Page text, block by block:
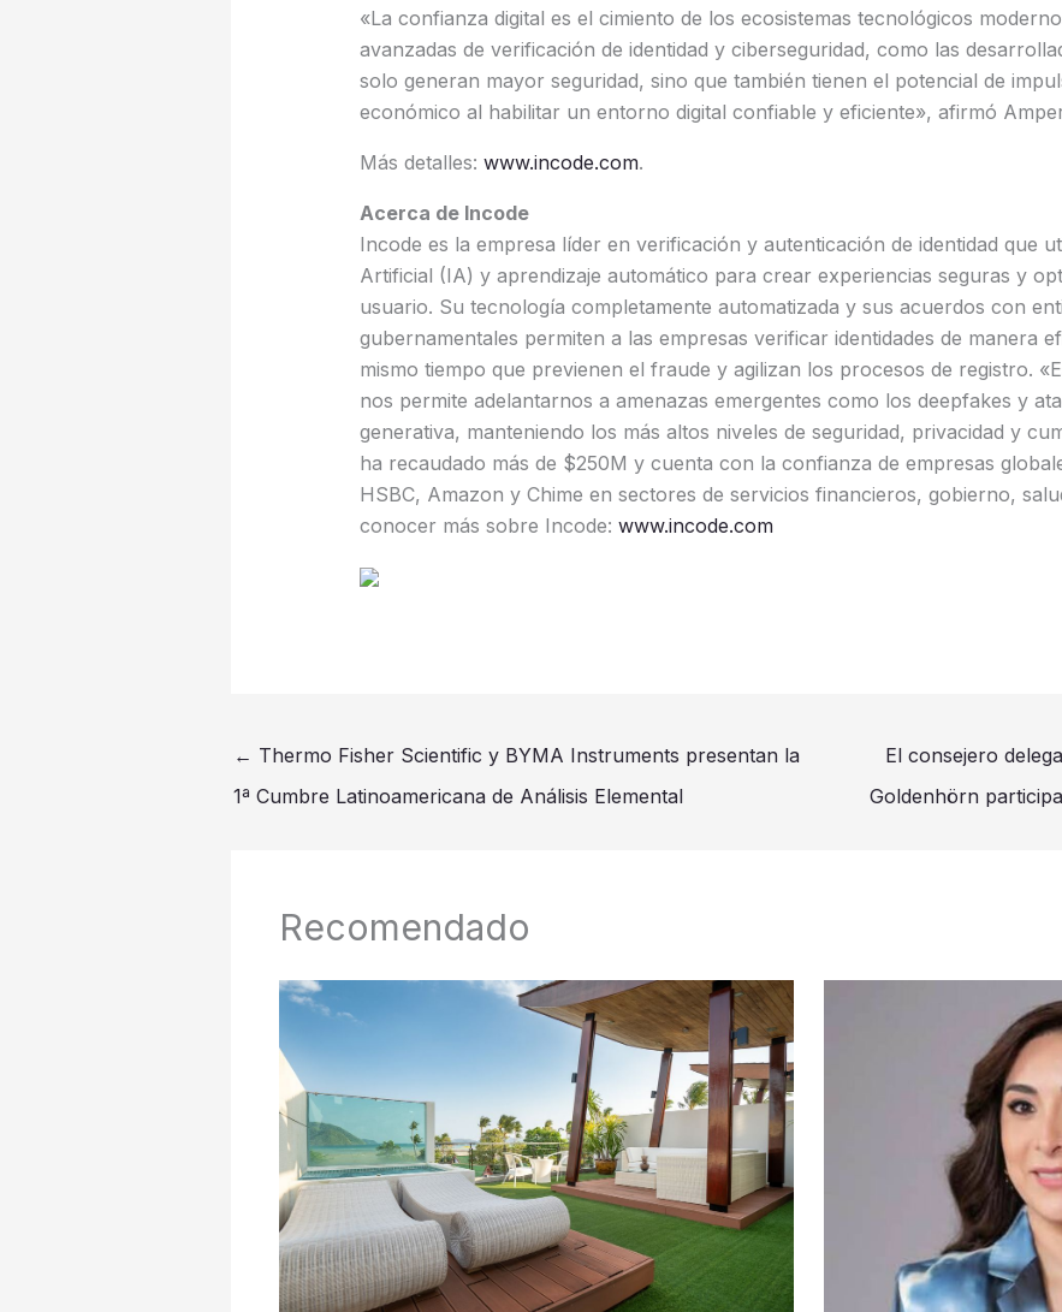
«La confianza digital es el cimiento de los ecosistemas tecnológicos
avanzadas de verificación de identidad y ciberseguridad, como las
solo generan mayor seguridad, sino que también tienen el potencial de
económico al habilitar un entorno digital confiable y eficiente», afirmó
Más detalles: www.incode.com.
Acerca de Incode
Incode es la empresa líder en verificación y autenticación de identidad que
Artificial (IA) y aprendizaje automático para crear experiencias seguras y
usuario. Su tecnología completamente automatizada y sus acuerdos con
gubernamentales permiten a las empresas verificar identidades de manera
mismo tiempo que previenen el fraude y agilizan los procesos de registro.
nos permite adelantarnos a amenazas emergentes como los deepfakes y
generativa, manteniendo los más altos niveles de seguridad, privacidad y
ha recaudado más de $250M y cuenta con la confianza de empresas
HSBC, Amazon y Chime en sectores de servicios financieros, gobierno,
conocer más sobre Incode: www.incode.com
← Thermo Fisher Scientific y BYMA Instruments presentan la
1ª Cumbre Latinoamericana de Análisis Elemental
El consejero
Goldenhörn
Recomendado